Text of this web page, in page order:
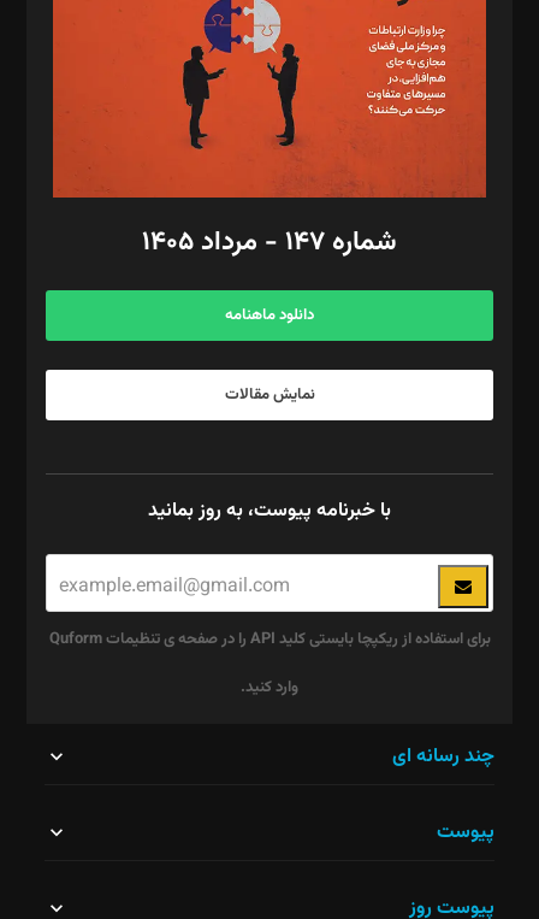
ویرایش: نگار استاد‌‌آقا
طراح یونیفرم: مجید توکلی
فیلمبرداری و عکاسی: امیر شفیعی، مانی لطفی زاده
گرافیک و صفحه‌آرایی: سید‌سبحان‌علی ثابت
مد‌یر توسعه تجاری: کامبیز برید‌
امور مالی: شاپور رهبری، محمد‌ کاظمی‌نیا
آگهی و مشترکین: ۰۹۱۹۹۹۹۰۴۵۴
شماره ۱۴۷ - مرداد ۱۴۰۵
دانلود ماهنامه
نمایش مقالات
با خبرنامه پیوست، به روز بمانید
برای استفاده از ریکپچا بایستی کلید API را در صفحه ی تنظیمات Quform
وارد کنید.
نباید
چند رسانه ای
پیوست
پیوست روز